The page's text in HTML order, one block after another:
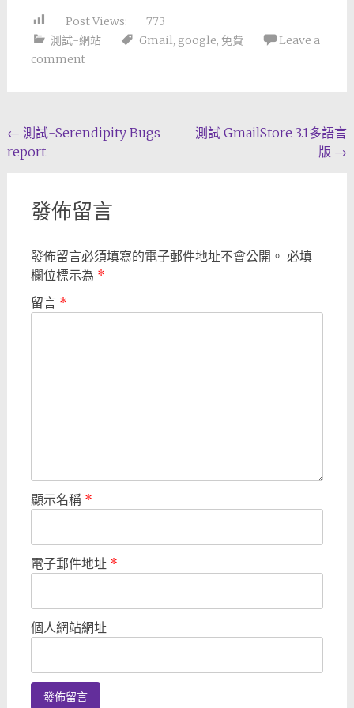
Post Views:
773
測試-網站
Gmail, google, 免費
Leave a
comment
Post
navigation
← 測試-Serendipity Bugs
report
測試 GmailStore 3.1多語言
版 →
發佈留言
發佈留言必須填寫的電子郵件地址不會公開。 必填
欄位標示為 *
留言 *
顯示名稱 *
電子郵件地址 *
個人網站網址